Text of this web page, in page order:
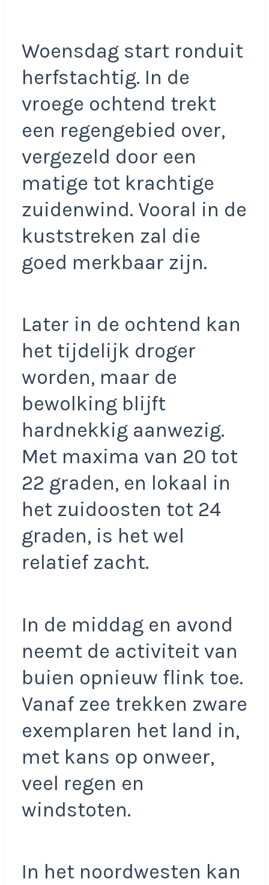
Woensdag start ronduit
herfstachtig. In de
vroege ochtend trekt
een regengebied over,
vergezeld door een
matige tot krachtige
zuidenwind. Vooral in de
kuststreken zal die
goed merkbaar zijn.
Later in de ochtend kan
het tijdelijk droger
worden, maar de
bewolking blijft
hardnekkig aanwezig.
Met maxima van 20 tot
22 graden, en lokaal in
het zuidoosten tot 24
graden, is het wel
relatief zacht.
In de middag en avond
neemt de activiteit van
buien opnieuw flink toe.
Vanaf zee trekken zware
exemplaren het land in,
met kans op onweer,
veel regen en
windstoten.
In het noordwesten kan